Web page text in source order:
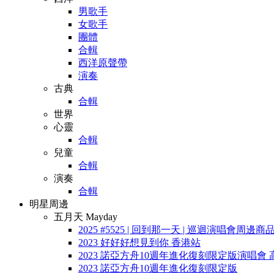
男歌手
女歌手
團體
合輯
西洋原聲帶
演奏
古典
合輯
世界
心靈
合輯
兒童
合輯
演奏
合輯
明星周邊
五月天 Mayday
2025 #5525 | 回到那一天 | 巡迴演唱會周邊商品
2023 好好好想見到你 香港站
2023 諾亞方舟10週年進化復刻限定版演唱會
2023 諾亞方舟10週年進化復刻限定版